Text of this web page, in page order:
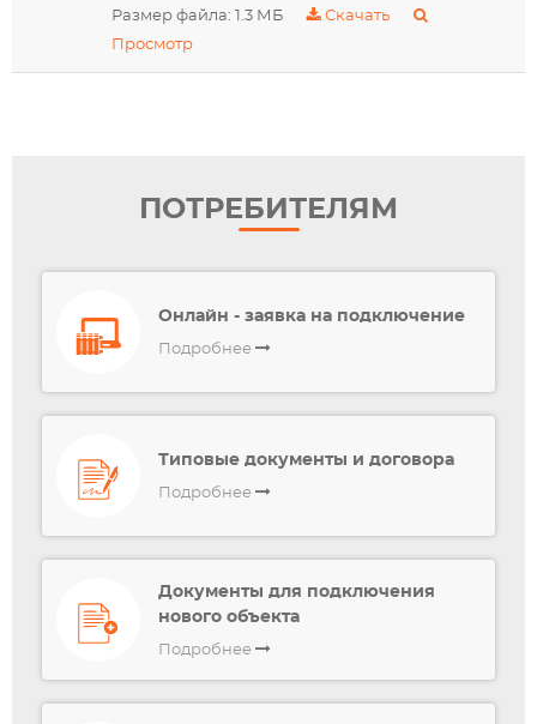
Размер файла: 1.3 МБ
Скачать
Просмотр
ПОТРЕБИТЕЛЯМ
Онлайн - заявка на подключение
Подробнее
Типовые документы и договора
Подробнее
Документы для подключения
нового объекта
Подробнее